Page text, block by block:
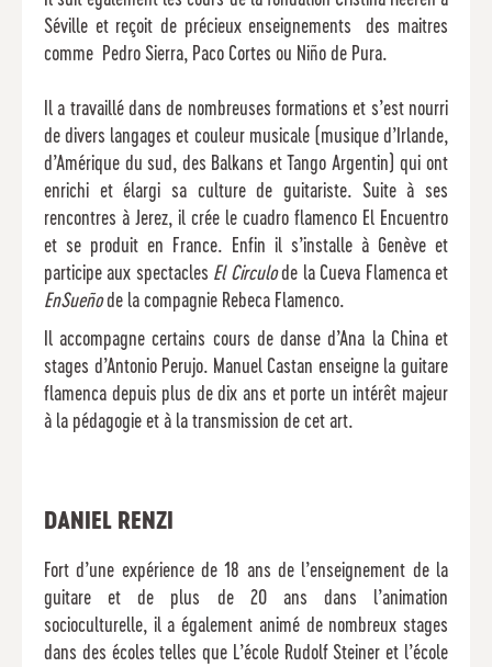
Séville et reçoit de précieux enseignements des maitres
comme Pedro Sierra, Paco Cortes ou Niño de Pura.
Il a travaillé dans de nombreuses formations et s’est nourri
de divers langages et couleur musicale (musique d’Irlande,
d’Amérique du sud, des Balkans et Tango Argentin) qui ont
enrichi et élargi sa culture de guitariste. Suite à ses
rencontres à Jerez, il crée le cuadro flamenco El Encuentro
et se produit en France. Enfin il s’installe à Genève et
participe aux spectacles El Circulode la Cueva Flamenca et
EnSueñode la compagnie Rebeca Flamenco.
Il accompagne certains cours de danse d’Ana la China et
stages d’Antonio Perujo. Manuel Castan enseigne la guitare
flamenca depuis plus de dix ans et porte un intérêt majeur
à la pédagogie et à la transmission de cet art.
DANIEL RENZI
Fort d’une expérience de 18 ans de l’enseignement de la
guitare et de plus de 20 ans dans l’animation
socioculturelle, il a également animé de nombreux stages
dans des écoles telles que L’école Rudolf Steiner et l’école